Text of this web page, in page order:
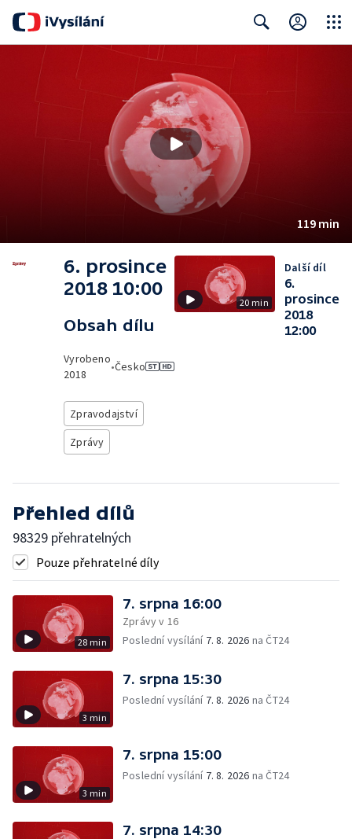
119 min
6. prosince
2018 10:00
Obsah dílu
Vyrobeno
2018
•Česko
Zpravodajství
Zprávy
20 min
Další díl
6.
prosince
2018
12:00
Přehled dílů
98329 přehratelných
Pouze přehratelné díly
28 min
7. srpna 16:00
Zprávy v 16
Poslední vysílání 7. 8. 2026 na ČT24
3 min
7. srpna 15:30
Poslední vysílání 7. 8. 2026 na ČT24
3 min
7. srpna 15:00
Poslední vysílání 7. 8. 2026 na ČT24
7. srpna 14:30